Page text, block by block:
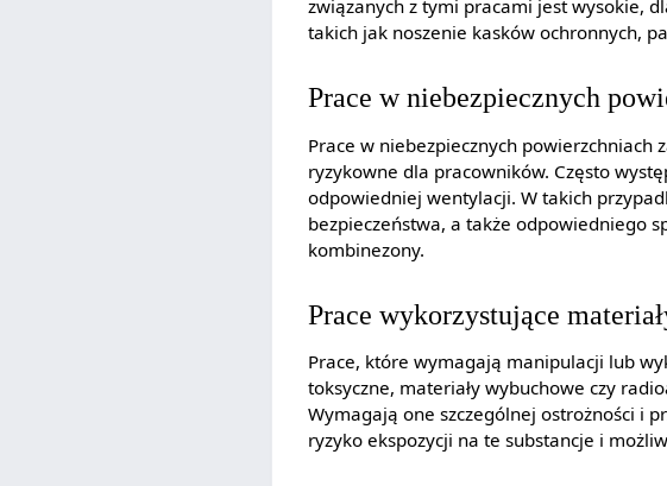
związanych z tymi pracami jest wysokie,
takich jak noszenie kasków ochronnych,
Prace w niebezpiecznych
Prace w niebezpiecznych
ryzykowne dla pracowników. Często
odpowiedniej wentylacji. W takich
bezpieczeństwa, a także odpowiedniego
kombinezony.
Prace wykorzystujące
Prace, które wymagają manipulacji lub
toksyczne, materiały wybuchowe czy
Wymagają one szczególnej ostrożności i
ryzyko ekspozycji na te substancje i